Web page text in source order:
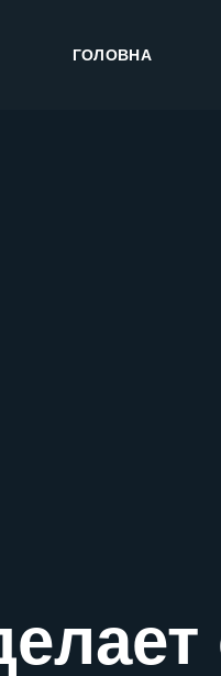
ГОЛОВНА